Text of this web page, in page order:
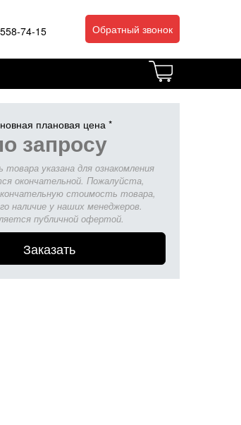
74-15 Обратный звонок
плановая цена *
запросу
указана для ознакомления
окончательной. Пожалуйста,
стоимость товара,
наличие у наших менеджеров.
публичной офертой.
Заказать